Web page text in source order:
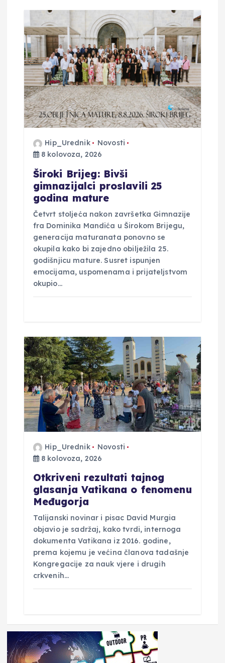
a
o
b
Hip_Urednik
Novosti
8 kolovoza, 2026
Široki Brijeg: Bivši
gimnazijalci proslavili 25
godina mature
Četvrt stoljeća nakon završetka Gimnazije
fra Dominika Mandića u Širokom Brijegu,
generacija maturanata ponovno se
okupila kako bi zajedno obilježila 25.
godišnjicu mature. Susret ispunjen
emocijama, uspomenama i prijateljstvom
okupio…
Hip_Urednik
Novosti
8 kolovoza, 2026
Otkriveni rezultati tajnog
glasanja Vatikana o fenomenu
Međugorja
Talijanski novinar i pisac David Murgia
objavio je sadržaj, kako tvrdi, internoga
dokumenta Vatikana iz 2016. godine,
prema kojemu je većina članova tadašnje
Kongregacije za nauk vjere i drugih
crkvenih…